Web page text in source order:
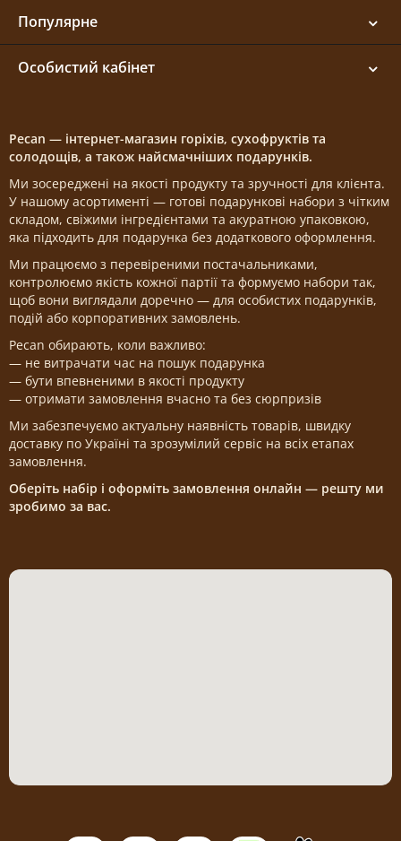
Популярне
Особистий кабінет
Pecan — інтернет-магазин горіхів, сухофруктів та
солодощів, а також найсмачніших подарунків.
Ми зосереджені на якості продукту та зручності для клієнта.
У нашому асортименті — готові подарункові набори з чітким
складом, свіжими інгредієнтами та акуратною упаковкою,
яка підходить для подарунка без додаткового оформлення.
Ми працюємо з перевіреними постачальниками,
контролюємо якість кожної партії та формуємо набори так,
щоб вони виглядали доречно — для особистих подарунків,
подій або корпоративних замовлень.
Pecan обирають, коли важливо:
— не витрачати час на пошук подарунка
— бути впевненими в якості продукту
— отримати замовлення вчасно та без сюрпризів
Ми забезпечуємо актуальну наявність товарів, швидку
доставку по Україні та зрозумілий сервіс на всіх етапах
замовлення.
Оберіть набір і оформіть замовлення онлайн — решту ми
зробимо за вас.